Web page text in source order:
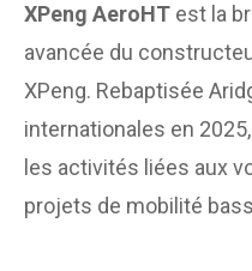
XPeng AeroHT est la
avancée du
XPeng. Rebaptisée
internationales en
les activités liées aux
projets de mobilité